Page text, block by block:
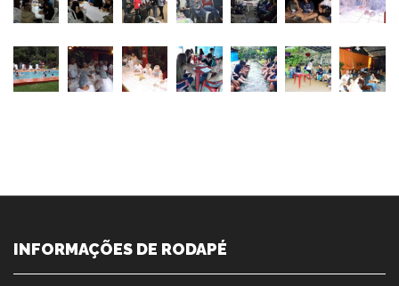
INFORMAÇÕES DE RODAPÉ